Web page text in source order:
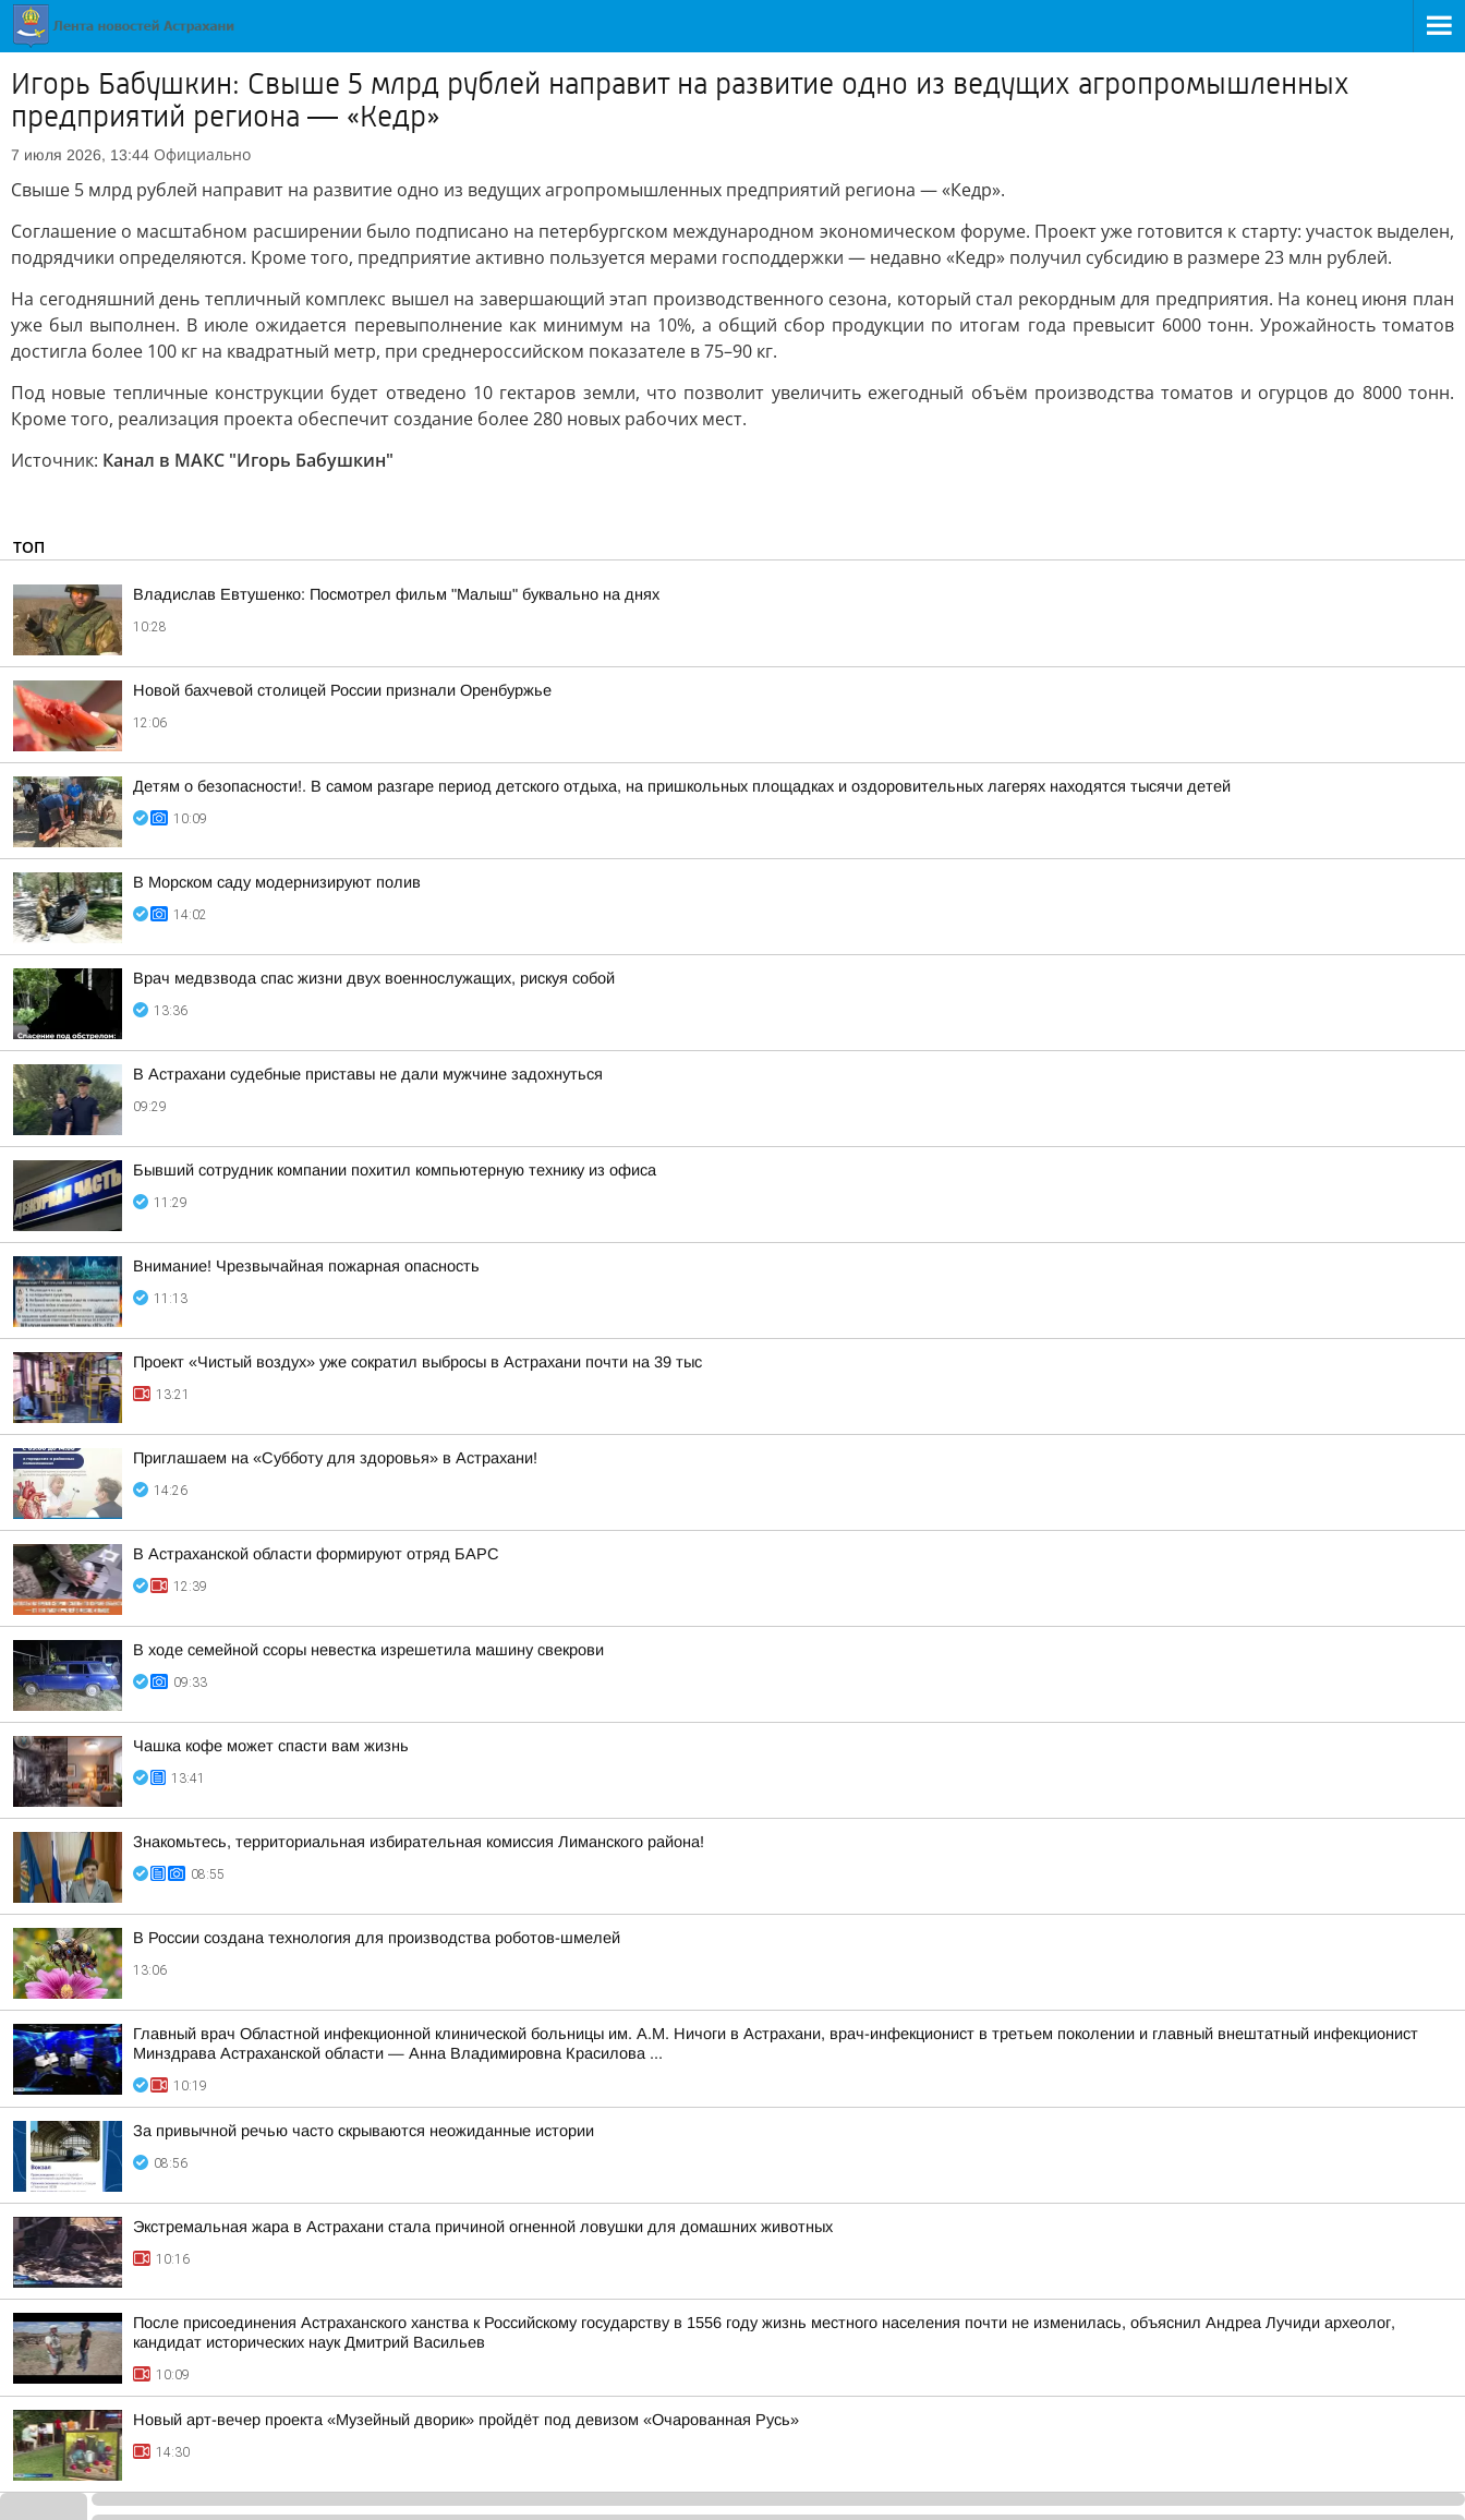
Игорь Бабушкин: Свыше 5 млрд рублей направит на развитие одно из ведущих агропромышленных
предприятий региона — «Кедр»
7 июля 2026, 13:44 Официально
Свыше 5 млрд рублей направит на развитие одно из ведущих агропромышленных предприятий региона — «Кедр».
Соглашение о масштабном расширении было подписано на петербургском международном экономическом форуме. Проект уже готовится к старту: участок выделен,
подрядчики определяются. Кроме того, предприятие активно пользуется мерами господдержки — недавно «Кедр» получил субсидию в размере 23 млн рублей.
На сегодняшний день тепличный комплекс вышел на завершающий этап производственного сезона, который стал рекордным для предприятия. На конец июня план
уже был выполнен. В июле ожидается перевыполнение как минимум на 10%, а общий сбор продукции по итогам года превысит 6000 тонн. Урожайность томатов
достигла более 100 кг на квадратный метр, при среднероссийском показателе в 75–90 кг.
Под новые тепличные конструкции будет отведено 10 гектаров земли, что позволит увеличить ежегодный объём производства томатов и огурцов до 8000 тонн.
Кроме того, реализация проекта обеспечит создание более 280 новых рабочих мест.
Источник: Канал в МАКС "Игорь Бабушкин"
ТОП
Владислав Евтушенко: Посмотрел фильм "Малыш" буквально на днях
10:28
Новой бахчевой столицей России признали Оренбуржье
12:06
Детям о безопасности!. В самом разгаре период детского отдыха, на пришкольных площадках и оздоровительных лагерях находятся тысячи детей
10:09
В Морском саду модернизируют полив
14:02
Врач медвзвода спас жизни двух военнослужащих, рискуя собой
13:36
В Астрахани судебные приставы не дали мужчине задохнуться
09:29
Бывший сотрудник компании похитил компьютерную технику из офиса
11:29
Внимание! Чрезвычайная пожарная опасность
11:13
Проект «Чистый воздух» уже сократил выбросы в Астрахани почти на 39 тыс
13:21
Приглашаем на «Субботу для здоровья» в Астрахани!
14:26
В Астраханской области формируют отряд БАРС
12:39
В ходе семейной ссоры невестка изрешетила машину свекрови
09:33
Чашка кофе может спасти вам жизнь
13:41
Знакомьтесь, территориальная избирательная комиссия Лиманского района!
08:55
В России создана технология для производства роботов-шмелей
13:06
Главный врач Областной инфекционной клинической больницы им. А.М. Ничоги в Астрахани, врач-инфекционист в третьем поколении и главный внештатный инфекционист
Минздрава Астраханской области — Анна Владимировна Красилова ...
10:19
За привычной речью часто скрываются неожиданные истории
08:56
Экстремальная жара в Астрахани стала причиной огненной ловушки для домашних животных
10:16
После присоединения Астраханского ханства к Российскому государству в 1556 году жизнь местного населения почти не изменилась, объяснил Андреа Лучиди археолог,
кандидат исторических наук Дмитрий Васильев
10:09
Новый арт-вечер проекта «Музейный дворик» пройдёт под девизом «Очарованная Русь»
14:30